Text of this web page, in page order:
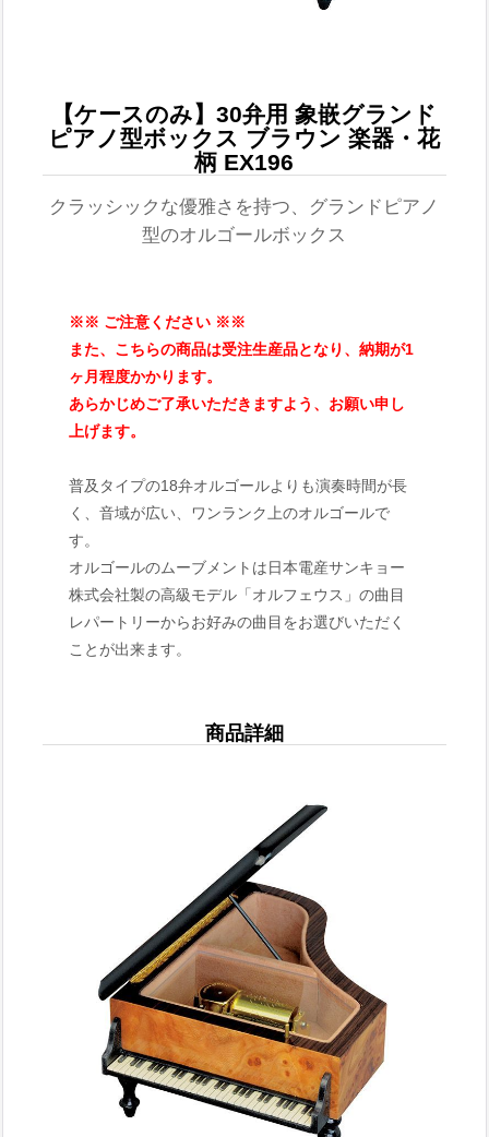
【ケースのみ】30弁用 象嵌グランド
ピアノ型ボックス ブラウン 楽器・花
柄 EX196
クラッシックな優雅さを持つ、グランドピアノ
型のオルゴールボックス
※※ ご注意ください ※※
また、こちらの商品は受注生産品となり、納期が1
ヶ月程度かかります。
あらかじめご了承いただきますよう、お願い申し
上げます。
普及タイプの18弁オルゴールよりも演奏時間が長
く、音域が広い、ワンランク上のオルゴールで
す。
オルゴールのムーブメントは日本電産サンキョー
株式会社製の高級モデル「オルフェウス」の曲目
レパートリーからお好みの曲目をお選びいただく
ことが出来ます。
商品詳細